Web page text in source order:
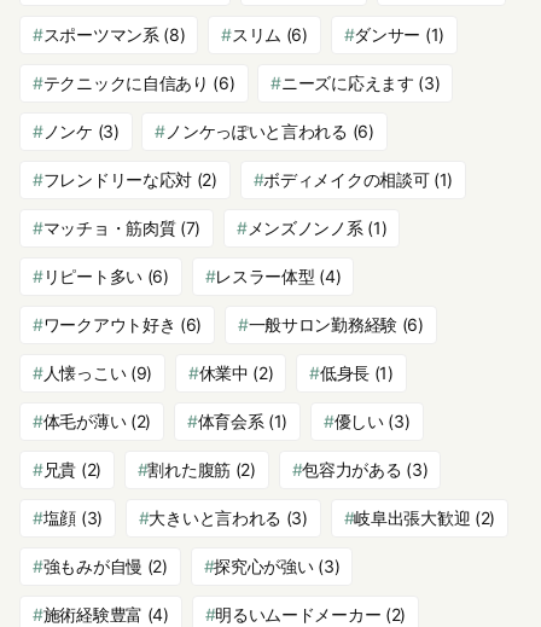
スポーツマン系 (8) スリム (6) ダンサー (1)
テクニックに自信あり (6) ニーズに応えます (3)
ノンケ (3) ノンケっぽいと言われる (6)
フレンドリーな応対 (2) ボディメイクの相談可(1)
マッチョ・筋肉質(7) メンズノンノ系 (1)
リピート多い(6) レスラー体型 (4)
ワークアウト好き (6) 一般サロン勤務経験(6)
人懐っこい(9) 休業中 (2) 低身長 (1)
体毛が薄い(2) 体育会系 (1) 優しい(3)
兄貴 (2) 割れた腹筋(2) 包容力がある (3)
塩顔 (3) 大きいと言われる (3) 岐阜出張大歓迎 (2)
強もみが自慢 (2) 探究心が強い(3)
施術経験豊富 (4) 明るいムードメーカー (2)